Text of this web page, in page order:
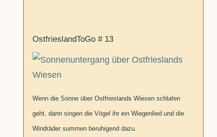
OstfrieslandToGo # 13
Wenn die Sonne über Ostfrieslands Wiesen schlafen
geht, dann singen die Vögel ihr ein Wiegenlied und die
Windräder summen beruhigend dazu.